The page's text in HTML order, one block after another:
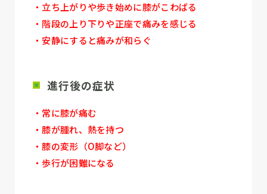
・立ち上がりや歩き始めに膝がこわばる
・階段の上り下りや正座で痛みを感じる
・安静にすると痛みが和らぐ
進行後の症状
・常に膝が痛む
・膝が腫れ、熱を持つ
・膝の変形（O脚など）
・歩行が困難になる